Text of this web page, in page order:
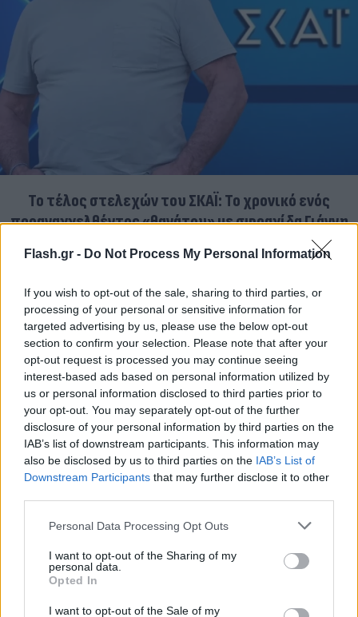
Flash.gr - Do Not Process My Personal Information
If you wish to opt-out of the sale, sharing to third parties, or
processing of your personal or sensitive information for
targeted advertising by us, please use the below opt-out
section to confirm your selection. Please note that after your
opt-out request is processed you may continue seeing
interest-based ads based on personal information utilized by
us or personal information disclosed to third parties prior to
your opt-out. You may separately opt-out of the further
disclosure of your personal information by third parties on the
IAB’s list of downstream participants. This information may
also be disclosed by us to third parties on the IAB’s List of
Downstream Participants that may further disclose it to other
Please note that this website/app uses one or more Google
not limited to your visit or usage behaviour. You may click to
grant or deny consent to Google and its third-party tags to
use your data for below specified purposes in below Google
consent section.
Personal Data Processing Opt Outs
I want to opt-out of the Sharing of my
personal data.
Opted In
I want to opt-out of the Sale of my
Το τέλος στελεχών του ΣΚΑΪ: Το χρονικό ενός
προαναγγελθέντος «θανάτου» με σφραγίδα Γιάννη
Αλαφούζου
07.08.2026 ΧΡΊΣΛΑ ΓΕΩΡΓΑΚΟΠΟΎΛΟΥ